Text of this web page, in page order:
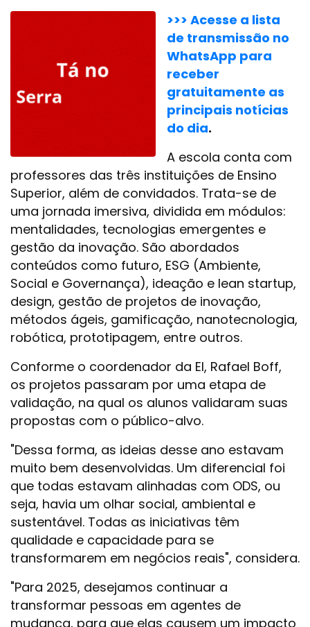
>>> Acesse a lista
de transmissão no
WhatsApp para
receber
gratuitamente as
principais notícias
do dia.
A escola conta com
professores das três instituições de Ensino
Superior, além de convidados. Trata-se de
uma jornada imersiva, dividida em módulos:
mentalidades, tecnologias emergentes e
gestão da inovação. São abordados
conteúdos como futuro, ESG (Ambiente,
Social e Governança), ideação e lean startup,
design, gestão de projetos de inovação,
métodos ágeis, gamificação, nanotecnologia,
robótica, prototipagem, entre outros.
Conforme o coordenador da EI, Rafael Boff,
os projetos passaram por uma etapa de
validação, na qual os alunos validaram suas
propostas com o público-alvo.
"Dessa forma, as ideias desse ano estavam
muito bem desenvolvidas. Um diferencial foi
que todas estavam alinhadas com ODS, ou
seja, havia um olhar social, ambiental e
sustentável. Todas as iniciativas têm
qualidade e capacidade para se
transformarem em negócios reais", considera.
"Para 2025, desejamos continuar a
transformar pessoas em agentes de
mudança, para que elas causem um impacto